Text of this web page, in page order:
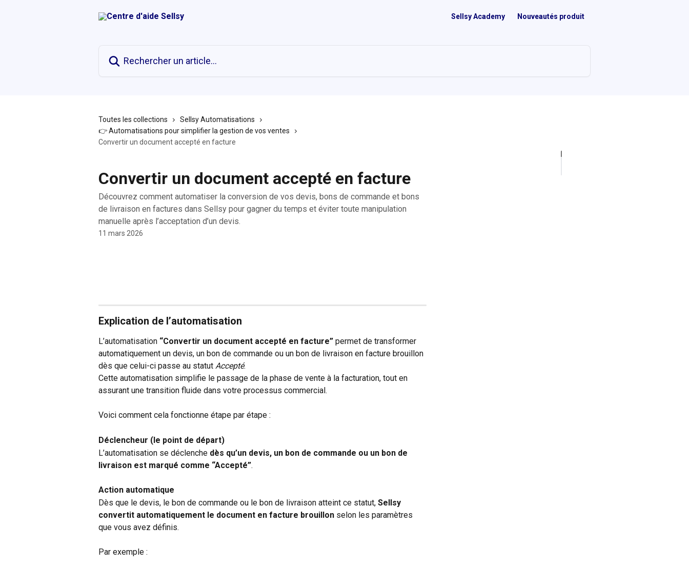
Sellsy Academy Nouveautés produit
Toutes les collections
Sellsy Automatisations
👉 Automatisations pour simplifier la gestion de vos ventes
Convertir un document accepté en facture
Convertir un document accepté en facture
Découvrez comment automatiser la conversion de vos devis, bons de commande et bons
de livraison en factures dans Sellsy pour gagner du temps et éviter toute manipulation
manuelle après l’acceptation d’un devis.
11 mars 2026
Explication de l’automatisation
L’automatisation “Convertir un document accepté en facture” permet de transformer
automatiquement un devis, un bon de commande ou un bon de livraison en facture brouillon
dès que celui-ci passe au statut Accepté.
Cette automatisation simplifie le passage de la phase de vente à la facturation, tout en
assurant une transition fluide dans votre processus commercial.
Voici comment cela fonctionne étape par étape :
Déclencheur (le point de départ)
L’automatisation se déclenche dès qu’un devis, un bon de commande ou un bon de
livraison est marqué comme “Accepté”.
Action automatique
Dès que le devis, le bon de commande ou le bon de livraison atteint ce statut, Sellsy
convertit automatiquement le document en facture brouillon selon les paramètres
que vous avez définis.
Par exemple :